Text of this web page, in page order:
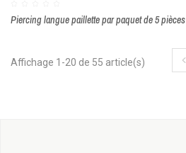
Piercing langue paillette par paquet de 5 pièces
Affichage 1-20 de 55 article(s)